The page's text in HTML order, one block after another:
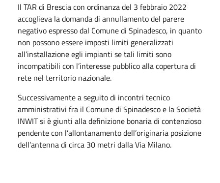
Il TAR di Brescia con ordinanza del 3 febbraio 2022
accoglieva la domanda di annullamento del parere
negativo espresso dal Comune di Spinadesco, in quanto
non possono essere imposti limiti generalizzati
all’installazione egli impianti se tali limiti sono
incompatibili con l’interesse pubblico alla copertura di
rete nel territorio nazionale.
Successivamente a seguito di incontri tecnico
amministrativi fra il Comune di Spinadesco e la Società
INWIT si è giunti alla definizione bonaria di contenzioso
pendente con l’allontanamento dell’originaria posizione
dell’antenna di circa 30 metri dalla Via Milano.